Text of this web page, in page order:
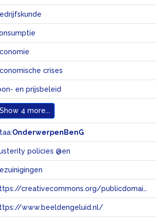
crises
en prijsbeleid
Show 4 more...
OnderwerpenBenG
policies @en
https://creativecommons.org/publicdomain/zero/1.0/
www.beeldengeluid.nl/